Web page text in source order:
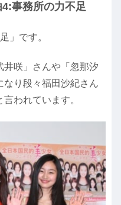
事務所の力不足
」です。
井咲」さんや「忽那汐
なり段々福田沙紀さん
われています。